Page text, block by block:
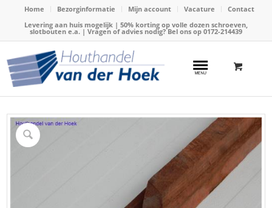
Home Bezorginformatie Mijn account Vacature
Contact
Levering aan huis mogelijk | 50% korting op volle dozen schroeven,
slotbouten e.a. | Vragen of advies nodig? Bel ons op 0172-214439
Home / Webshop / Hardhout / Hardhouten piketpalen
Paal hardhout 40x40mm x 200cm (Azobe)W